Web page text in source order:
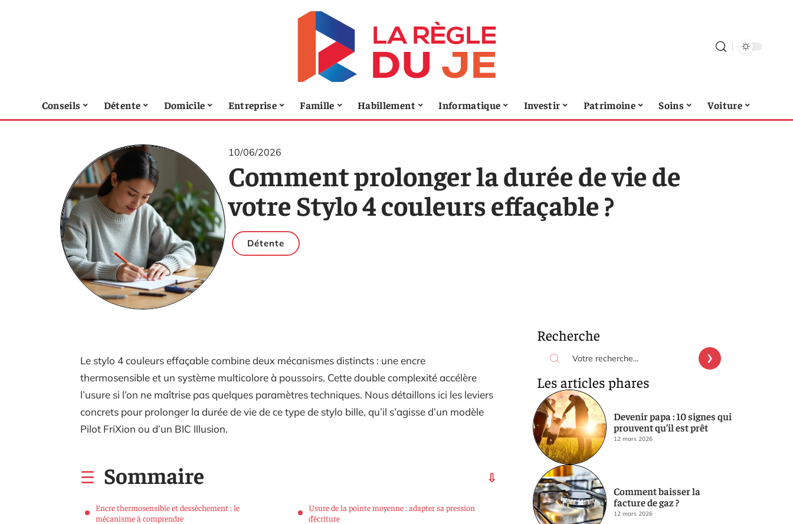
Conseils Détente Domicile Entreprise Famille Habillement Informatique Investir Patrimoine Soins Voiture
10/06/2026
Comment prolonger la durée de vie de
votre Stylo 4 couleurs effaçable ?
Détente
Le stylo 4 couleurs effaçable combine deux mécanismes distincts : une encre
thermosensible et un système multicolore à poussoirs. Cette double complexité accélère
l’usure si l’on ne maîtrise pas quelques paramètres techniques. Nous détaillons ici les leviers
concrets pour prolonger la durée de vie de ce type de stylo bille, qu’il s’agisse d’un modèle
Pilot FriXion ou d’un BIC Illusion.
Sommaire
Encre thermosensible et dessèchement : le
mécanisme à comprendre
Usure de la pointe moyenne : adapter sa pression
d’écriture
Recherche
Les articles phares
Devenir papa : 10 signes qui
prouvent qu’il est prêt
12 mars 2026
Comment baisser la
facture de gaz ?
12 mars 2026